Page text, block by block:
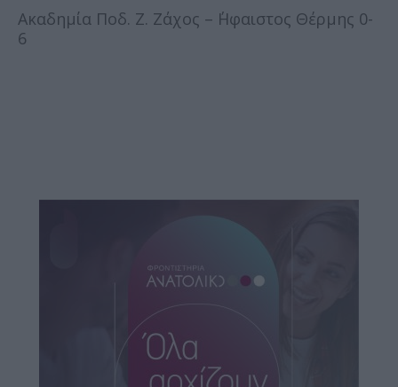
Ακαδημία Ποδ. Ζ. Ζάχος – ΄Ηφαιστος Θέρμης 0-
6